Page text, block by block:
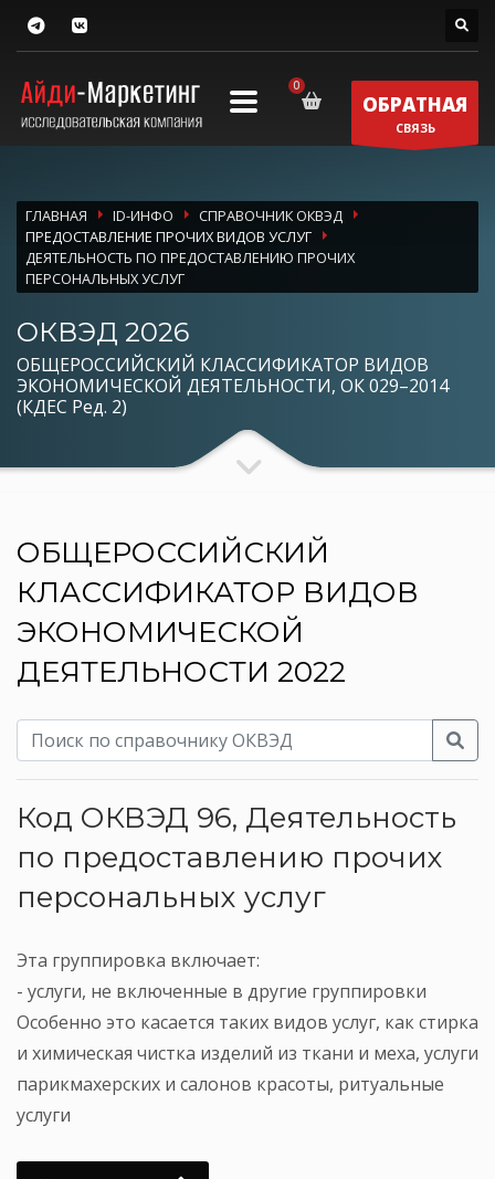
ОБРАТНАЯ
СВЯЗЬ
ГЛАВНАЯ ID-ИНФО
СПРАВОЧНИК ОКВЭД
ПРЕДОСТАВЛЕНИЕ ПРОЧИХ ВИДОВ УСЛУГ
ДЕЯТЕЛЬНОСТЬ ПО ПРЕДОСТАВЛЕНИЮ ПРОЧИХ
ПЕРСОНАЛЬНЫХ УСЛУГ
ОКВЭД 2026
ОБЩЕРОССИЙСКИЙ КЛАССИФИКАТОР ВИДОВ
ЭКОНОМИЧЕСКОЙ ДЕЯТЕЛЬНОСТИ, ОК 029–2014
(КДЕС Ред. 2)
ОБЩЕРОССИЙСКИЙ
КЛАССИФИКАТОР ВИДОВ
ЭКОНОМИЧЕСКОЙ
ДЕЯТЕЛЬНОСТИ 2022
Код ОКВЭД 96, Деятельность
по предоставлению прочих
персональных услуг
Эта группировка включает:
- услуги, не включенные в другие группировки
Особенно это касается таких видов услуг, как стирка
и химическая чистка изделий из ткани и меха, услуги
парикмахерских и салонов красоты, ритуальные
услуги